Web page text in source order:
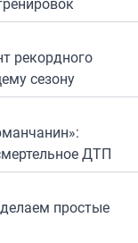
рекордного
сезону
ДТП
простые